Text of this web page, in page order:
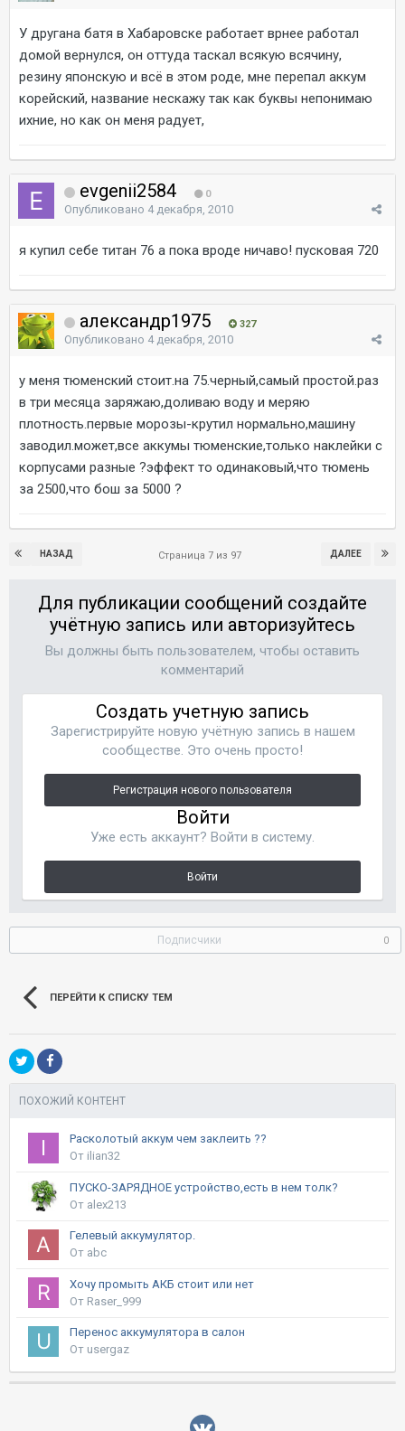
У другана батя в Хабаровске работает врнее работал
домой вернулся, он оттуда таскал всякую всячину,
резину японскую и всё в этом роде, мне перепал аккум
корейский, название нескажу так как буквы непонимаю
ихние, но как он меня радует,
evgenii2584 0
Опубликовано 4 декабря, 2010
я купил себе титан 76 а пока вроде ничаво! пусковая 720
александр1975 327
Опубликовано 4 декабря, 2010
у меня тюменский стоит.на 75.черный,самый простой.раз
в три месяца заряжаю,доливаю воду и меряю
плотность.первые морозы-крутил нормально,машину
заводил.может,все аккумы тюменские,только наклейки с
корпусами разные ?эффект то одинаковый,что тюмень
за 2500,что бош за 5000 ?
НАЗАД ДАЛЕЕ
Страница 7 из 97
Для публикации сообщений создайте
учётную запись или авторизуйтесь
Вы должны быть пользователем, чтобы оставить
комментарий
Создать учетную запись
Зарегистрируйте новую учётную запись в нашем
сообществе. Это очень просто!
Регистрация нового пользователя
Войти
Уже есть аккаунт? Войти в систему.
Войти
Подписчики 0
ПЕРЕЙТИ К СПИСКУ ТЕМ
ПОХОЖИЙ КОНТЕНТ
Расколотый аккум чем заклеить ??
От ilian32
ПУСКО-ЗАРЯДНОЕ устройство,есть в нем толк?
От alex213
Гелевый аккумулятор.
От abc
Хочу промыть АКБ стоит или нет
От Raser_999
Перенос аккумулятора в салон
От usergaz